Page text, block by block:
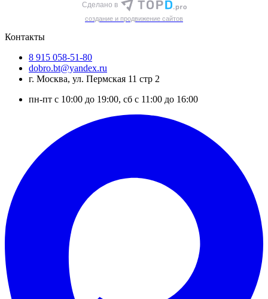
Сделано в
cоздание и продвижение сайтов
Контакты
8 915 058-51-80
dobro.bt@yandex.ru
г. Москва, ул. Пермская 11 стр 2
пн-пт с 10:00 до 19:00, сб с 11:00 до 16:00